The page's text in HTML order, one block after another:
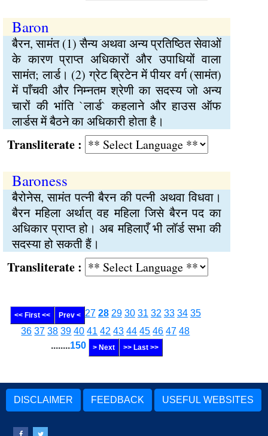
Baron
बैरन, सामंत (1) सैन्य अथवा अन्य प्रतिष्ठित सेवाओं
के कारण प्राप्त अधिकारों और उपाधियों वाला
सामंत; लार्ड। (2) ग्रेट ब्रिटेन में पीयर वर्ग (सामंत)
में पाँचवी और निम्नतम श्रेणी का सदस्य जो अन्य
चारों की भांति `लार्ड` कहलाने और हाउस ऑफ
लार्डस में बैठने का अधिकारी होता है।
:
Baroness
बैरोनेस, सामंत पत्नी बैरन की पत्नी अथवा विधवा।
बैरन महिला अर्थात् वह महिला जिसे बैरन पद का
अधिकार प्राप्त हो। अब महिलाएँ भी लॉर्ड सभा की
सदस्या हो सकती हैं।
:
<< First << Prev < 27 28 29 30 31 32 33 34 35
36 37 38 39 40 41 42 43 44 45 46 47 48
........150 > Next >> Last >>
DISCLAIMER FEEDBACK USEFUL WEBSITES